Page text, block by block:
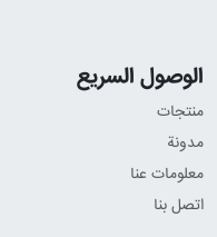
الوصول السريع
منتجات
مدونة
معلومات عنا
اتصل بنا